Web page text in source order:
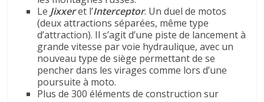
Le Jixxeret l’Interceptor. Un duel de motos
(deux attractions séparées, même type
d’attraction). Il s’agit d’une piste de lancement à
grande vitesse par voie hydraulique, avec un
nouveau type de siège permettant de se
pencher dans les virages comme lors d’une
poursuite à moto.
Plus de 300 éléments de construction sur